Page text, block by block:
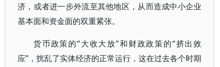
济，或者进一步外流至其他地区，从而造成中小企业
基本面和资金面的双重紧张。
货币政策的“大收大放”和财政政策的“挤出效
应”，扰乱了实体经济的正常运行，这在过去各个时期